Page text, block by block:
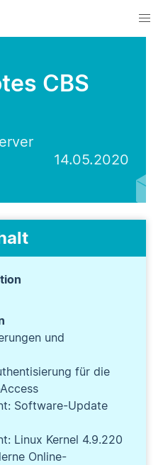
CBS
14.05.2020
und
für die
Software-Update
Linux Kernel 4.9.220
Online-